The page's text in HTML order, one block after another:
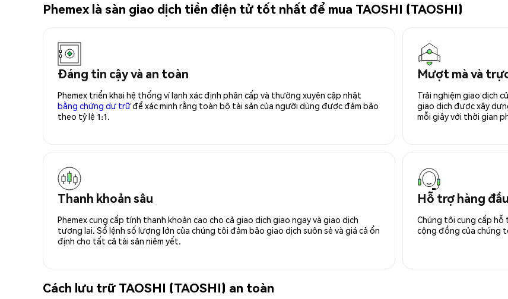
Phemex là sàn giao dịch tiền điện tử tốt nhất để mua TAOSHI (TAOSHI)
Đáng tin cậy và an toàn
Phemex triển khai hệ thống ví lạnh xác định phân cấp và thường xuyên cập nhật
bằng chứng dự trữđể xác minh rằng toàn bộ tài sản của người dùng được đảm bảo
theo tỷ lệ 1:1.
Mượt mà và
Trải nghiệm giao dịch
giao dịch được xây
mỗi giây với thời gian
Thanh khoản sâu
Phemex cung cấp tính thanh khoản cao cho cả giao dịch giao ngay và giao dịch
tương lai. Sổ lệnh số lượng lớn của chúng tôi đảm bảo giao dịch suôn sẻ và giá cả ổn
định cho tất cả tài sản niêm yết.
Hỗ trợ hàng đầu
Chúng tôi cung cấp hỗ
cộng đồng của chúng
Cách lưu trữ TAOSHI (TAOSHI) an toàn